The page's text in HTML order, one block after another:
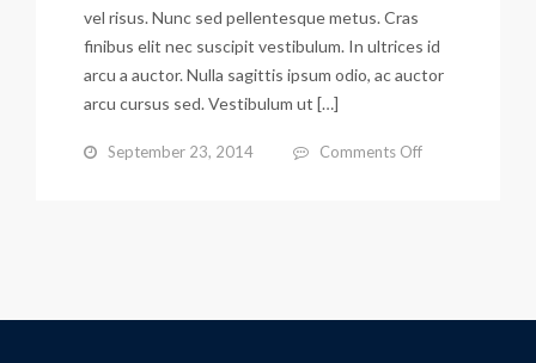
vel risus. Nunc sed pellentesque metus. Cras
finibus elit nec suscipit vestibulum. In ultrices id
arcu a auctor. Nulla sagittis ipsum odio, ac auctor
arcu cursus sed. Vestibulum ut […]
September 23, 2014 Comments Offon